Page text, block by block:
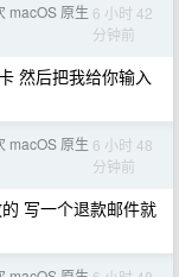
macOS 原生 6 小时 42
分钟前
然后把我给你输入
macOS 原生 6 小时 48
分钟前
写一个退款邮件就